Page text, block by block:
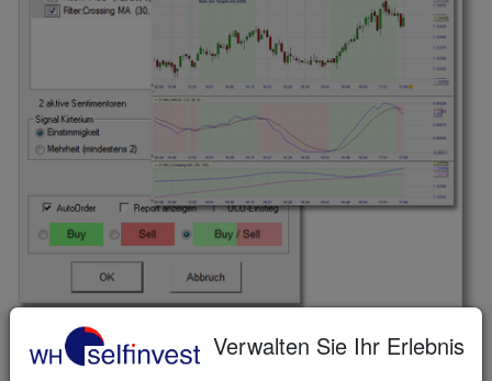
Strategien und SignaleVerwalten Sie Ihr Erlebnis